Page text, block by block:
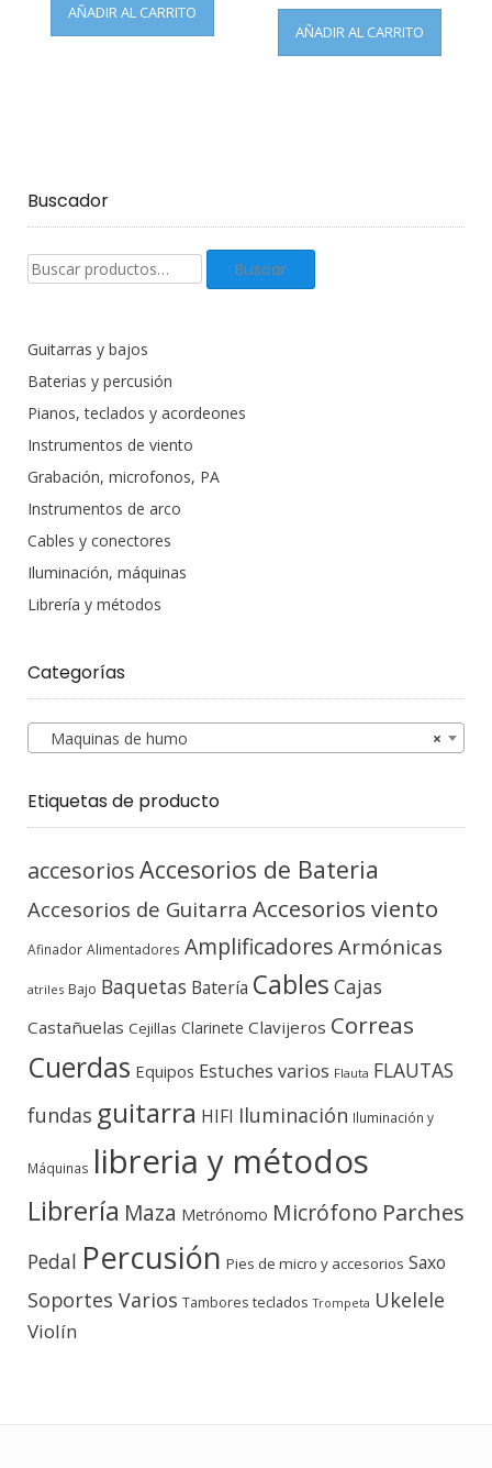
AÑADIR AL CARRITO
AÑADIR AL CARRITO
Buscador
Buscar
productos:
Buscar
Guitarras y bajos
Baterias y percusión
Pianos, teclados y acordeones
Instrumentos de viento
Grabación, microfonos, PA
Instrumentos de arco
Cables y conectores
Iluminación, máquinas
Librería y métodos
Categorías
×
Maquinas de humo
Etiquetas de producto
accesoriosAccesorios de Bateria
Accesorios de Guitarra Accesorios viento
Afinador Alimentadores Amplificadores Armónicas
atriles Bajo Baquetas Batería Cables Cajas
Castañuelas Cejillas Clarinete Clavijeros Correas
Cuerdas Equipos Estuches varios Flauta FLAUTAS
fundas guitarra HIFI Iluminación Iluminación y
Máquinas libreria y métodos
Librería Maza Metrónomo Micrófono Parches
Pedal Percusión Pies de micro y accesorios Saxo
Soportes Varios Tambores teclados Trompeta Ukelele
Violín